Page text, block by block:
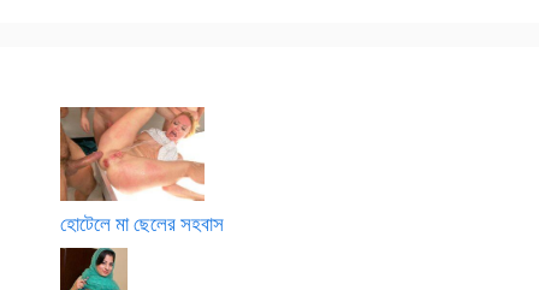
হোটেলে মা ছেলের সহবাস